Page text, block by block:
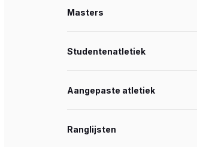
Masters
Studentenatletiek
Aangepaste atletiek
Ranglijsten